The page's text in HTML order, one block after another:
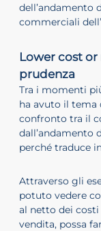
dell’andamento
commerciali
Lower cost
prudenza
Tra i momenti
ha avuto il tema
confronto tra il
dall’andamento
perché traduce
Attraverso gli
potuto vedere
al netto dei
vendita, possa